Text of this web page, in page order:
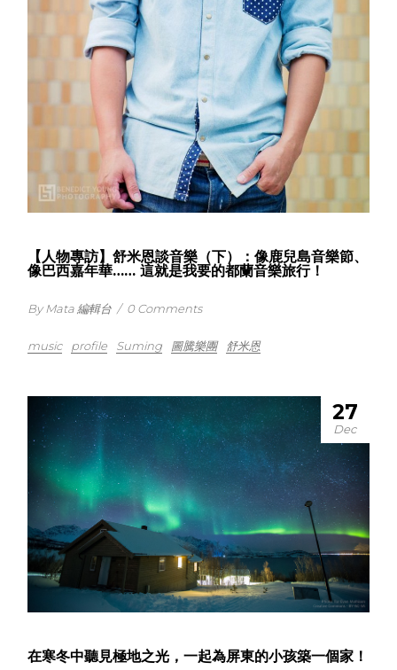
【人物專訪】舒米恩談音樂（下）：像鹿兒島音樂節、
像巴西嘉年華…… 這就是我要的都蘭音樂旅行！
By Mata 編輯台 / 0 Comments
music profile Suming 圖騰樂團 舒米恩
27
Dec
在寒冬中聽見極地之光，一起為屏東的小孩築一個家！